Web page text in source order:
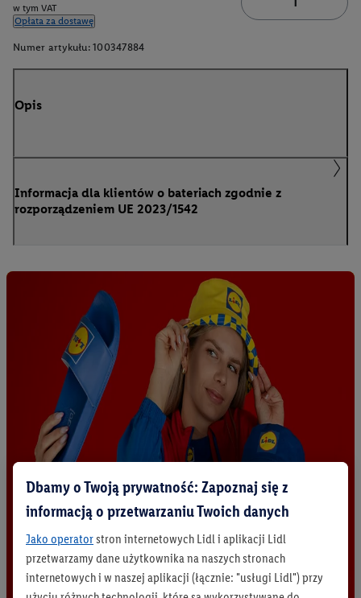
w tym VAT
Opłata za dostawę
Numer artykułu: 100347884
Opis
Informacja dla klientów o bateriach zgodnie z
rozporządzeniem UE 2023/1542
Dbamy o Twoją prywatność: Zapoznaj się z
informacją o przetwarzaniu Twoich danych
Jako operatorstron internetowych Lidl i aplikacji Lidl
przetwarzamy dane użytkownika na naszych stronach
internetowych i w naszej aplikacji (łącznie: "usługi Lidl") przy